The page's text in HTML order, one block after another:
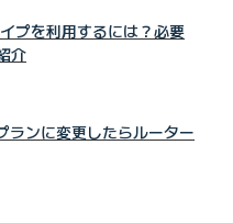
プを利用するには？必要
介
ンに変更したらルーター